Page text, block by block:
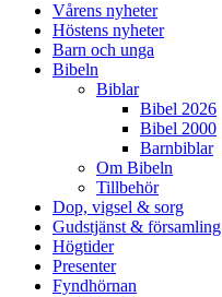
Vårens nyheter
Höstens nyheter
Barn och unga
Bibeln
Biblar
Bibel 2026
Bibel 2000
Barnbiblar
Om Bibeln
Tillbehör
Dop, vigsel & sorg
Gudstjänst & församling
Högtider
Presenter
Fyndhörnan